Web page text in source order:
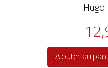
Ajouter au